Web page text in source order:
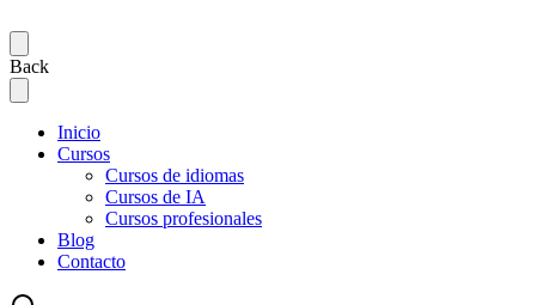
Back
Inicio
Cursos
Cursos de idiomas
Cursos de IA
Cursos profesionales
Blog
Contacto